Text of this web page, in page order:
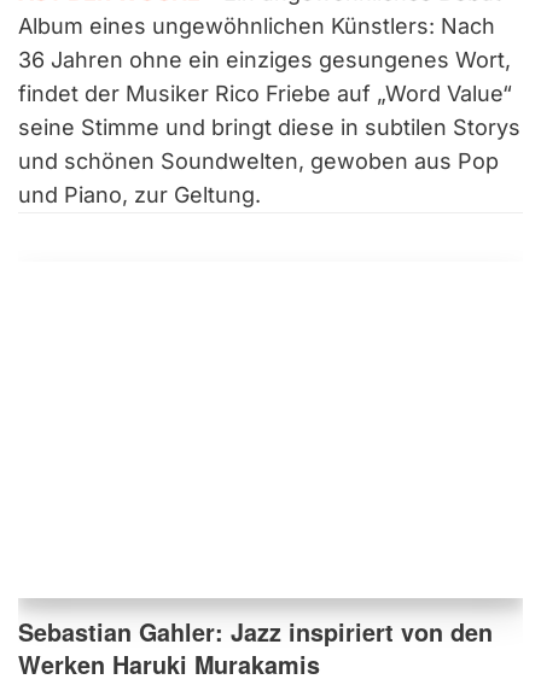
Album eines ungewöhnlichen Künstlers: Nach
36 Jahren ohne ein einziges gesungenes Wort,
findet der Musiker Rico Friebe auf „Word Value“
seine Stimme und bringt diese in subtilen Storys
und schönen Soundwelten, gewoben aus Pop
und Piano, zur Geltung.
Sebastian Gahler: Jazz inspiriert von den
Werken Haruki Murakamis